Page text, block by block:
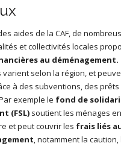
aides de la CAF, de
et collectivités locales
au déménagement.
varient selon la région, et
à des subventions, des
exemple le fond de
(FSL) soutient les ménages
et peut couvrir les frais liés
, notamment la